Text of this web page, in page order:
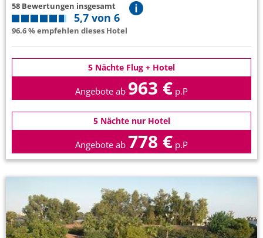
58 Bewertungen insgesamt
5,7 von 6
96.6 % empfehlen dieses Hotel
5 Nächte Flug + Hotel
Angebote ab 963 € p.P
5 Nächte nur Hotel
Angebote ab 778 € p.P